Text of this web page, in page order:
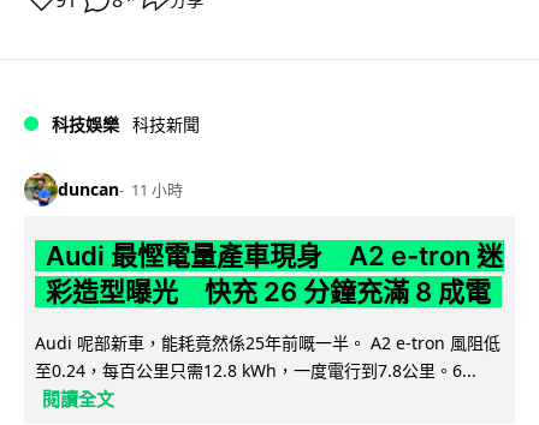
科技娛樂 科技新聞
duncan 11 小時
Audi 最慳電量產車現身 A2 e-tron 迷
彩造型曝光 快充 26 分鐘充滿 8 成電
Audi 呢部新車，能耗竟然係25年前嘅一半。 A2 e-tron 風阻低
至0.24，每百公里只需12.8 kWh，一度電行到7.8公里。6...
閱讀全文